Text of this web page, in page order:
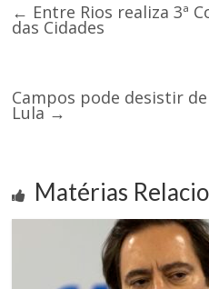
← Entre Rios realiza 3ª
das Cidades
Campos pode desistir
Lula→
Matérias